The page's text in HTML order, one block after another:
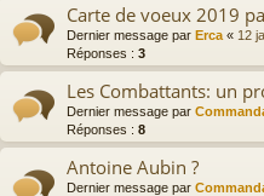
Carte de voeux 2019
Dernier message par Erca « 12
Réponses : 3
Les Combattants: un
Dernier message par
Réponses : 8
Antoine Aubin ?
Dernier message par